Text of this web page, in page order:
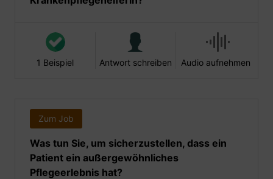
1 Beispiel Antwort schreiben Audio aufnehmen
Zum Job
Was tun Sie, um sicherzustellen, dass ein
Patient ein außergewöhnliches
Pflegeerlebnis hat?